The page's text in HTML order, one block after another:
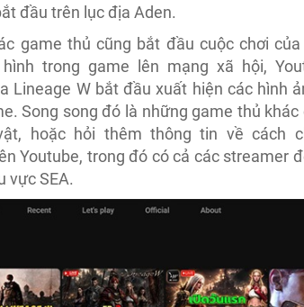
đầu trên lục địa Aden.
game thủ cũng bắt đầu cuộc chơi
trong game lên mạng xã hội,
Lineage W bắt đầu xuất hiện các hình
Song song đó là những game thủ
hoặc hỏi thêm thông tin về cách
Youtube, trong đó có cả các streamer
vực SEA.